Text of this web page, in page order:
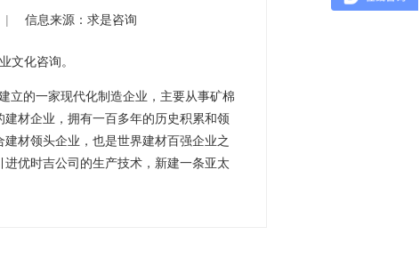
| 信息来源：求是咨询
文化咨询。
立的一家现代化制造企业，主要从事矿棉
材企业，拥有一百多年的历史积累和领
材领头企业，也是世界建材百强企业之
优时吉公司的生产技术，新建一条亚太